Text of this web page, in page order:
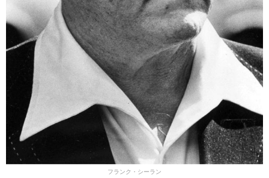
フランク・シーラン